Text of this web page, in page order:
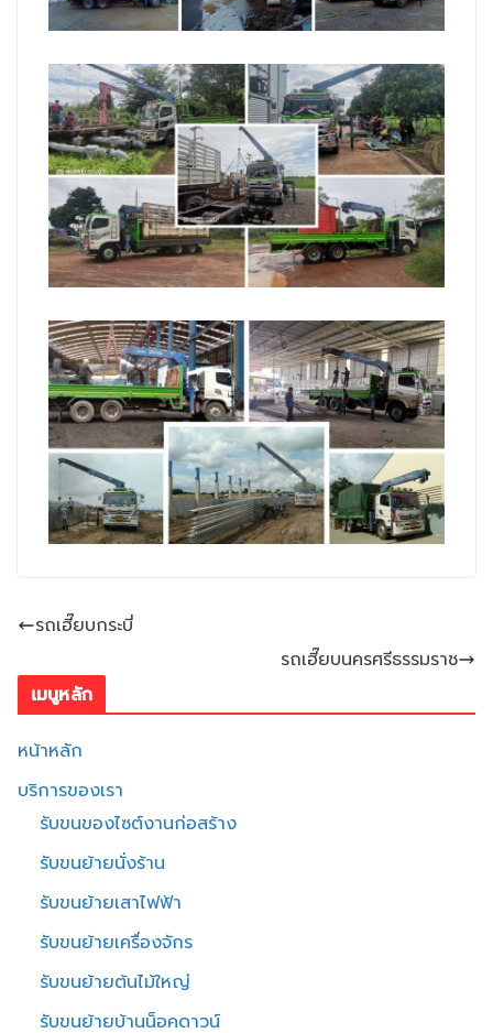
รถเฮี๊ยบกระบี่
รถเฮี๊ยบนครศรีธรรมราช
เมนูหลัก
หน้าหลัก
บริการของเรา
รับขนของไซต์งานก่อสร้าง
รับขนย้ายนั่งร้าน
รับขนย้ายเสาไฟฟ้า
รับขนย้ายเครื่องจักร
รับขนย้ายต้นไม้ใหญ่
รับขนย้ายบ้านน็อคดาวน์